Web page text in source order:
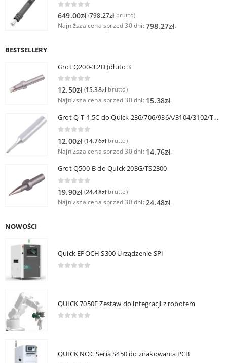
649.00zł (798.27złbrutto)
Najniższa cena sprzed 30 dni: 798.27zł.
BESTSELLERY
Grot Q200-3.2D (dłuto 3
0out of 5
12.50zł (15.38złbrutto)
Najniższa cena sprzed 30 dni: 15.38zł.
Grot Q-T-1.5C do Quick 236/706/936A/3104/3102/TS1100
12.00zł (14.76złbrutto)
Najniższa cena sprzed 30 dni: 14.76zł.
Grot Q500-B do Quick 203G/TS2300
0out of 5
19.90zł (24.48złbrutto)
Najniższa cena sprzed 30 dni: 24.48zł.
NOWOŚCI
Quick EPOCH S300 Urządzenie SPI
QUICK 7050E Zestaw do integracji z robotem
QUICK NOC Seria S450 do znakowania PCB